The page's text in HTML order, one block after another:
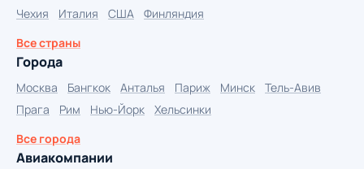
Чехия
Италия США
Финляндия
Все страны
Города
Москва Бангкок Анталья Париж Минск
Тель-Авив
Прага
Рим Нью-Йорк
Хельсинки
Все города
Авиакомпании